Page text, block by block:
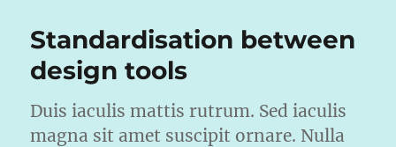
Standardisation between
design tools
Duis iaculis mattis rutrum. Sed iaculis
magna sit amet suscipit ornare. Nulla